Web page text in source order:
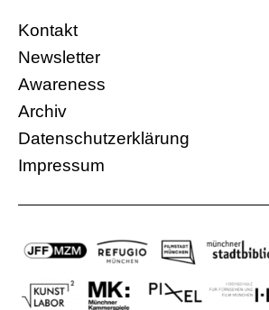
Kontakt
Newsletter
Awareness
Archiv
Datenschutzerklärung
Impressum